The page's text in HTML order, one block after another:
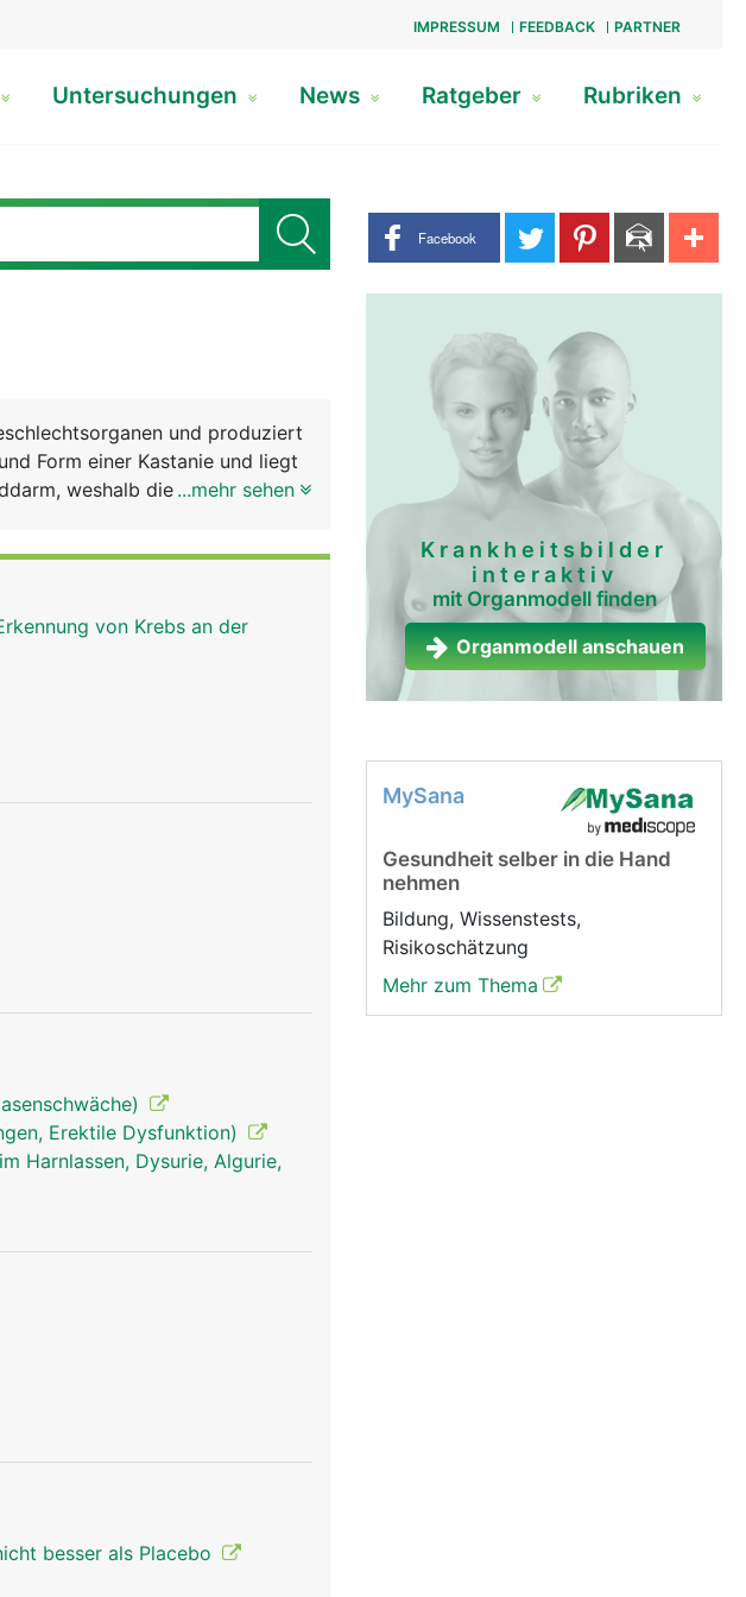
IMPRESSUM FEEDBACK PARTNER
Untersuchungen News Ratgeber Rubriken
Share buttons
Facebook
und produziert
Form einer Kastanie und liegt
weshalb die Prostata mit
werden. Mit zunehmenden
...mehr sehen
von Krebs an der
Erektile Dysfunktion)
Harnlassen, Dysurie, Algurie,
besser als Placebo
Krankheitsbilder
interaktiv
mit Organmodell finden
Organmodell anschauen
MySana
Gesundheit selber in die Hand
nehmen
Bildung, Wissenstests,
Risikoschätzung
Mehr zum Thema